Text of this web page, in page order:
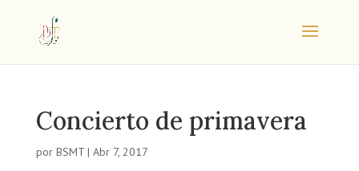
Concierto de primavera
por BSMT| Abr 7, 2017